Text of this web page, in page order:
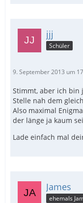
jjj
Schüler
9. September 2013 um
Stimmt, aber ich bin
Stelle nah dem
Also maximal
der länge ja kaum
Lade einfach mal
James
ehemals